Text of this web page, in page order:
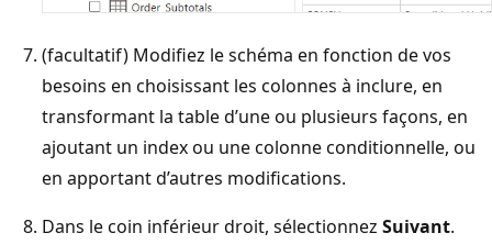
(facultatif) Modifiez le schéma en fonction de vos
besoins en choisissant les colonnes à inclure, en
transformant la table d’une ou plusieurs façons, en
ajoutant un index ou une colonne conditionnelle, ou
en apportant d’autres modifications.
Dans le coin inférieur droit, sélectionnez Suivant.